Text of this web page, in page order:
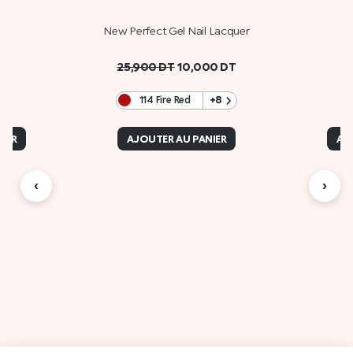
New Perfect Gel Nail Lacquer
25,900DT 10,000 DT
114 Fire Red +8
AJOUTER AU PANIER
‹ ›